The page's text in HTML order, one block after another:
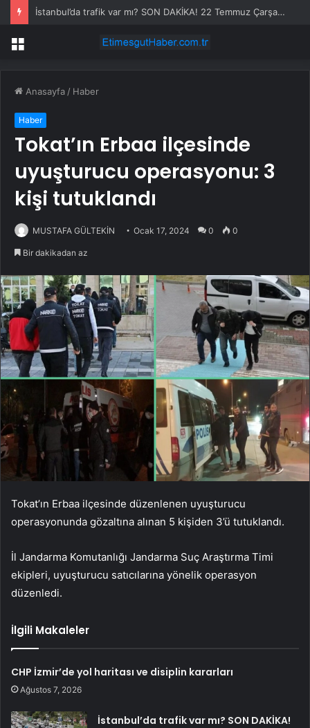
İstanbul’da trafik var mı? SON DAKİKA! 22 Temmuz Çarşamba hangi ilçelerde trafik var, hangi yollar kapalı?
Menü
Anasayfa / Haber
Haber
Tokat’ın Erbaa ilçesinde
uyuşturucu operasyonu: 3
kişi tutuklandı
MUSTAFA GÜLTEKİN Ocak 17, 2024 0 0
Bir dakikadan az
Tokat’ın Erbaa ilçesinde düzenlenen uyuşturucu
operasyonunda gözaltına alınan 5 kişiden 3’ü tutuklandı.
İl Jandarma Komutanlığı Jandarma Suç Araştırma Timi
ekipleri, uyuşturucu satıcılarına yönelik operasyon
düzenledi.
İlgili Makaleler
CHP İzmir’de yol haritası ve disiplin kararları
Ağustos 7, 2026
İstanbul’da trafik var mı? SON DAKİKA!